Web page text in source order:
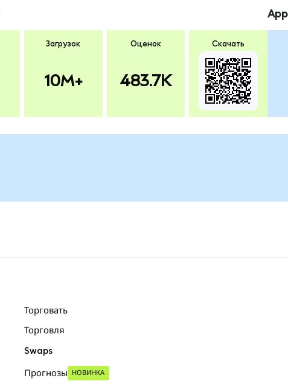
Загрузок
10M+
Оценок
483.7K
Скачать
Торговать
Торговля
Swaps
Прогнозы НОВИНКА